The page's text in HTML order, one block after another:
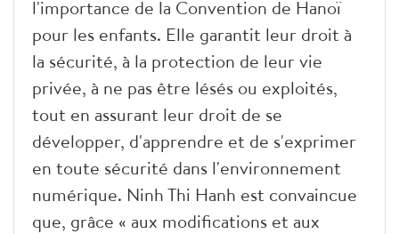
l'importance de la Convention de Hanoï
pour les enfants. Elle garantit leur droit à
la sécurité, à la protection de leur vie
privée, à ne pas être lésés ou exploités,
tout en assurant leur droit de se
développer, d'apprendre et de s'exprimer
en toute sécurité dans l'environnement
numérique. Ninh Thi Hanh est convaincue
que, grâce « aux modifications et aux